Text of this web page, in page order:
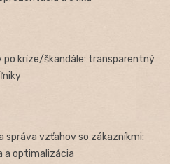
po kríze/škandále: transparentný
správa vzťahov so zákazníkmi:
a optimalizácia